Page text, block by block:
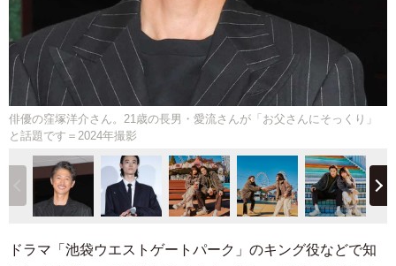
俳優の窪塚洋介さん。21歳の長男・愛流さんが「お父さんにそっくり」
と話題です＝2024年撮影
ドラマ「池袋ウエストゲートパーク」のキング役などで知